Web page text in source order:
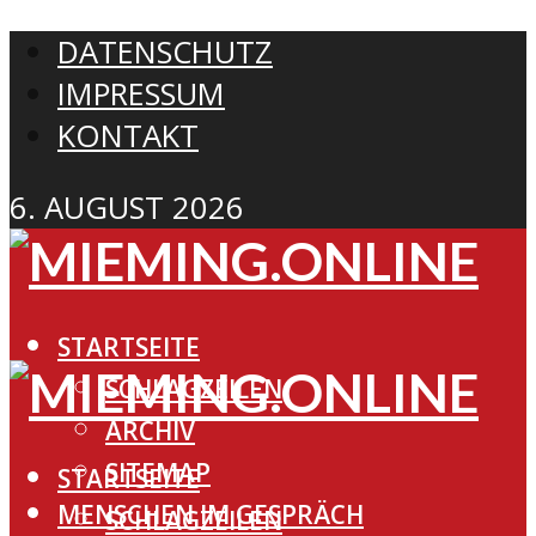
DATENSCHUTZ
IMPRESSUM
KONTAKT
6. AUGUST 2026
STARTSEITE
SCHLAGZEILEN
ARCHIV
SITEMAP
MENSCHEN IM GESPRÄCH
STARTSEITE
SCHLAGZEILEN